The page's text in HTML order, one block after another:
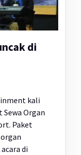
di
kali
Organ
Paket
di